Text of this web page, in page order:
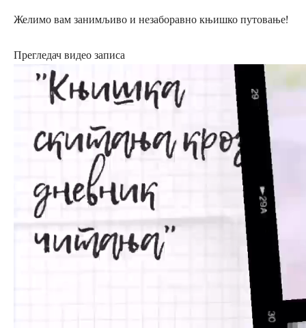
Желимо вам занимљиво и незаборавно књишко путовање!
Прегледач видео записа